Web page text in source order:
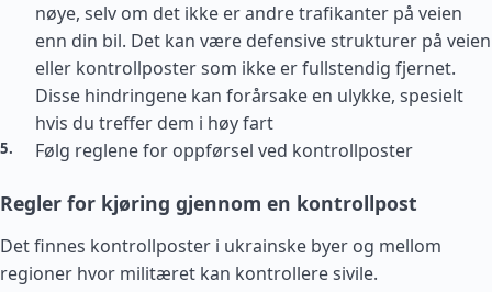
nøye, selv om det ikke er andre trafikanter på veien
enn din bil. Det kan være defensive strukturer på veien
eller kontrollposter som ikke er fullstendig fjernet.
Disse hindringene kan forårsake en ulykke, spesielt
hvis du treffer dem i høy fart
Følg reglene for oppførsel ved kontrollposter
Regler for kjøring gjennom en kontrollpost
Det finnes kontrollposter i ukrainske byer og mellom
regioner hvor militæret kan kontrollere sivile.